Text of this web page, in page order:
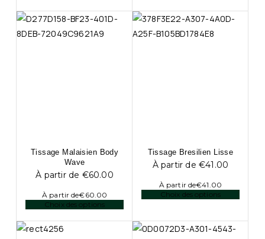
Tissage Malaisien Body
Wave
À partir de €60.00
À partir de€60.00
Choix des options
Tissage Bresilien Lisse
À partir de €41.00
À partir de€41.00
Choix des options